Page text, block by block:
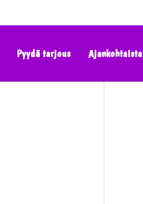
Pyydä tarjous Ajankohtaista